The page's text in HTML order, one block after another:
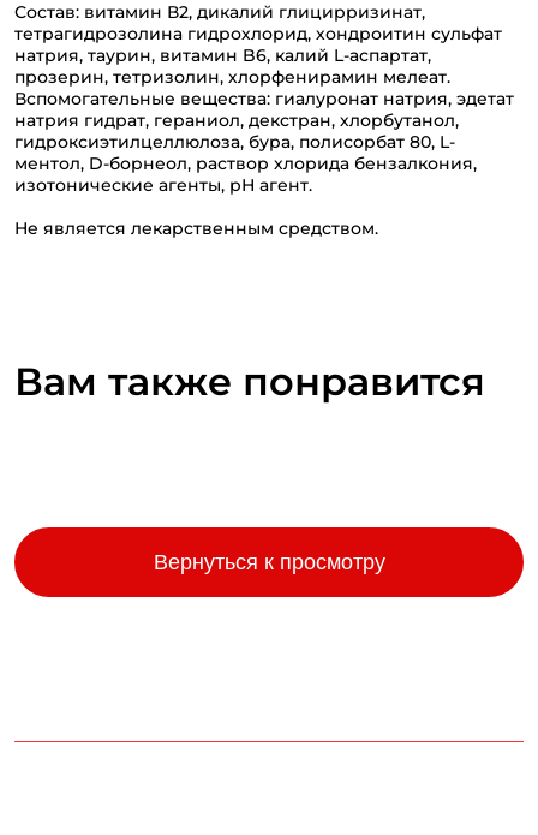
Состав: витамин В2, дикалий глицирризинат,
тетрагидрозолина гидрохлорид, хондроитин сульфат
натрия, таурин, витамин B6, калий L-аспартат,
прозерин, тетризолин, хлорфенирамин мелеат.
Вспомогательные вещества: гиалуронат натрия, эдетат
натрия гидрат, гераниол, декстран, хлорбутанол,
гидроксиэтилцеллюлоза, бура, полисорбат 80, L-
ментол, D-борнеол, раствор хлорида бензалкония,
изотонические агенты, рН агент.
Не является лекарственным средством.
Вам также понравится
Вернуться к просмотру